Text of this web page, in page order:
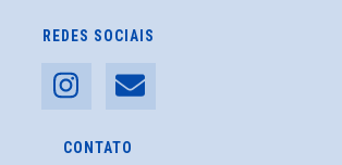
REDES SOCIAIS
CONTATO